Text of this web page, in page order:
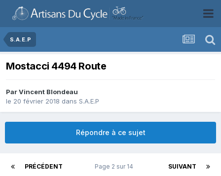
S.A.E.P
Mostacci 4494 Route
ParVincent Blondeau
le 20 février 2018 dans S.A.E.P
Répondre à ce sujet
PRÉCÉDENT SUIVANT
Page 2 sur 14